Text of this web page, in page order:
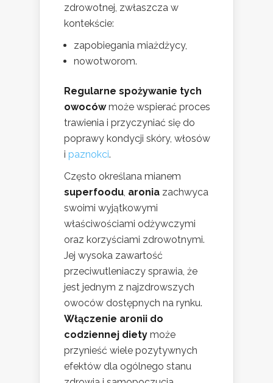
zdrowotnej, zwłaszcza w
kontekście:
zapobiegania miażdżycy,
nowotworom.
Regularne spożywanie tych
owocówmoże wspierać proces
trawienia i przyczyniać się do
poprawy kondycji skóry, włosów
i paznokci.
Często określana mianem
superfoodu, aronia zachwyca
swoimi wyjątkowymi
właściwościami odżywczymi
oraz korzyściami zdrowotnymi.
Jej wysoka zawartość
przeciwutleniaczy sprawia, że
jest jednym z najzdrowszych
owoców dostępnych na rynku.
Włączenie aronii do
codziennej diety może
przynieść wiele pozytywnych
efektów dla ogólnego stanu